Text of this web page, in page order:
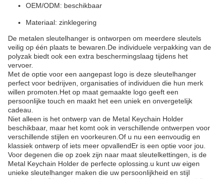
OEM/ODM: beschikbaar
Materiaal: zinklegering
De metalen sleutelhanger is ontworpen om meerdere sleutels
veilig op één plaats te bewaren.De individuele verpakking van de
polyzak biedt ook een extra beschermingslaag tijdens het
vervoer.
Met de optie voor een aangepast logo is deze sleutelhanger
perfect voor bedrijven, organisaties of individuen die hun merk
willen promoten.Het op maat gemaakte logo geeft een
persoonlijke touch en maakt het een uniek en onvergetelijk
cadeau.
Niet alleen is het ontwerp van de Metal Keychain Holder
beschikbaar, maar het komt ook in verschillende ontwerpen voor
verschillende stijlen en voorkeuren.Of u nu een eenvoudig en
klassiek ontwerp of iets meer opvallendEr is een optie voor jou.
Voor degenen die op zoek zijn naar maat sleutelkettingen, is de
Metal Keychain Holder de perfecte oplossing.u kunt uw eigen
unieke sleutelhanger maken die uw persoonlijkheid en stijl